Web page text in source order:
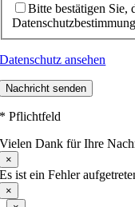
Bitte bestätigen Sie,
Datenschutz ansehen
Nachricht senden
* Pflichtfeld
Vielen Dank für Ihre
×
Es ist ein Fehler
×